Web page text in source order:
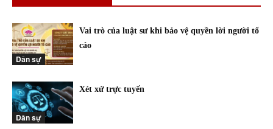
Dân sự
Vai trò của luật sư khi bảo vệ quyền lời người tố
cáo
Dân sự
Xét xử trực tuyến